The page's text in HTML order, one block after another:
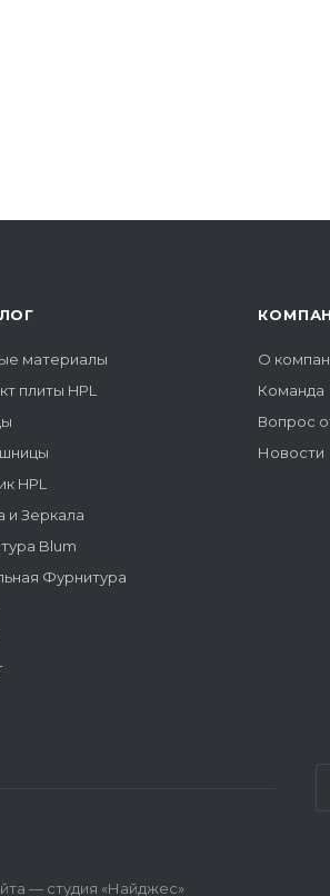
материалы
плиты HPL
HPL
и Зеркала
Blum
Фурнитура
О
Команда
Вопрос
Новости
— студия «Найджес»